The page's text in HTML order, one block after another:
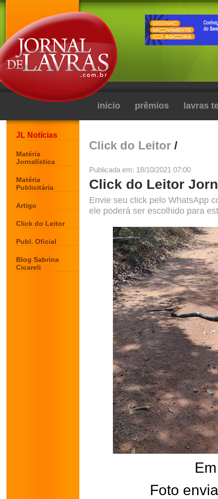
início prêmios lavras
JL Notícias
Matéria
Jornalística
Matéria
Publicitária
Artigo
Click do Leitor
Publ. Oficial
Blog Sabrina
Cicareli
Click do Leitor /
Publicada em: 18/10/2021 07:00
Click do Leitor
Envie seu click pelo WhatsApp
ele poderá ser escolhido para
Foto